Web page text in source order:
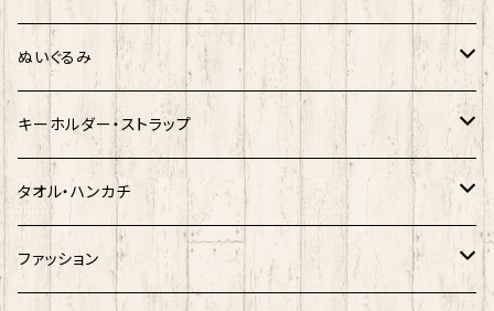
シナモロール
クロミ
ハンギョドン
ぐでたま
ポムポムプリン
モケケ
ゆきお
ホヤぼーや
ご当地ベア
新幹線×ご当地ベア
サンリオ×ネコムネandシバ
楽天ゴールデンイーグルス×ネコムネandシバ
楽天ゴールデンイーグルス×おえかきさん
ゆきお
モケケ
ご当地ベア
秋田犬
ぬいぐるみ
ホヤぼーや
その他
ご当地ベア
キーホルダー・ストラップ
ポプテピピック
ホヤぼーや
タオル・ハンカチ
ホヤぼーや
ファッション